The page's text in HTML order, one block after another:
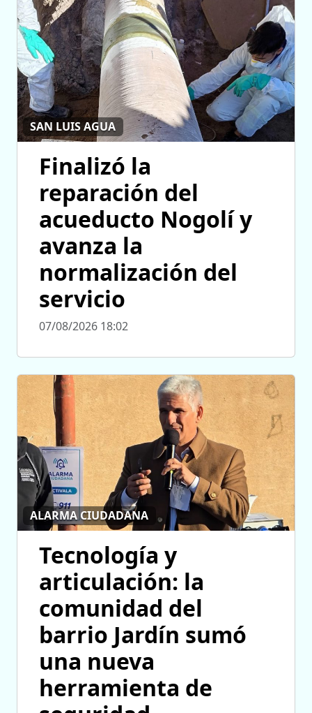
SAN LUIS AGUA
Finalizó la
reparación del
acueducto Nogolí y
avanza la
normalización del
servicio
07/08/2026 18:02
ALARMA CIUDADANA
Tecnología y
articulación: la
comunidad del
barrio Jardín sumó
una nueva
herramienta de